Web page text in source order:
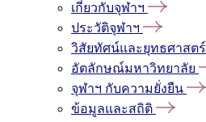
เกี่ยวกับจุฬาฯ
ประวัติจุฬาฯ
วิสัยทัศน์และยุทธศาสตร์
อัตลักษณ์มหาวิทยาลัย
จุฬาฯ กับความยั่งยืน
ข้อมูลและสถิติ